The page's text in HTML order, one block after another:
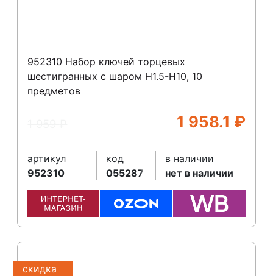
952310 Набор ключей торцевых
шестигранных с шаром H1.5-H10, 10
предметов
1 958.1 ₽
артикул
952310
код
055287
в наличии
нет в наличии
скидка